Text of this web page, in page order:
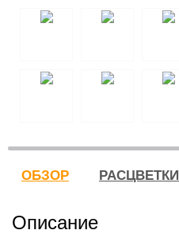
ОБЗОР РАСЦВЕТКИ
Описание